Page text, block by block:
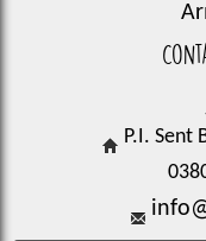
P.I. Sent